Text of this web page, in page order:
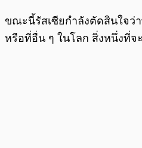
ขณะนี้รัสเซียกำลังตัดสินใจว่
หรือที่อื่น ๆ ในโลก สิ่งหนึ่งที่จ